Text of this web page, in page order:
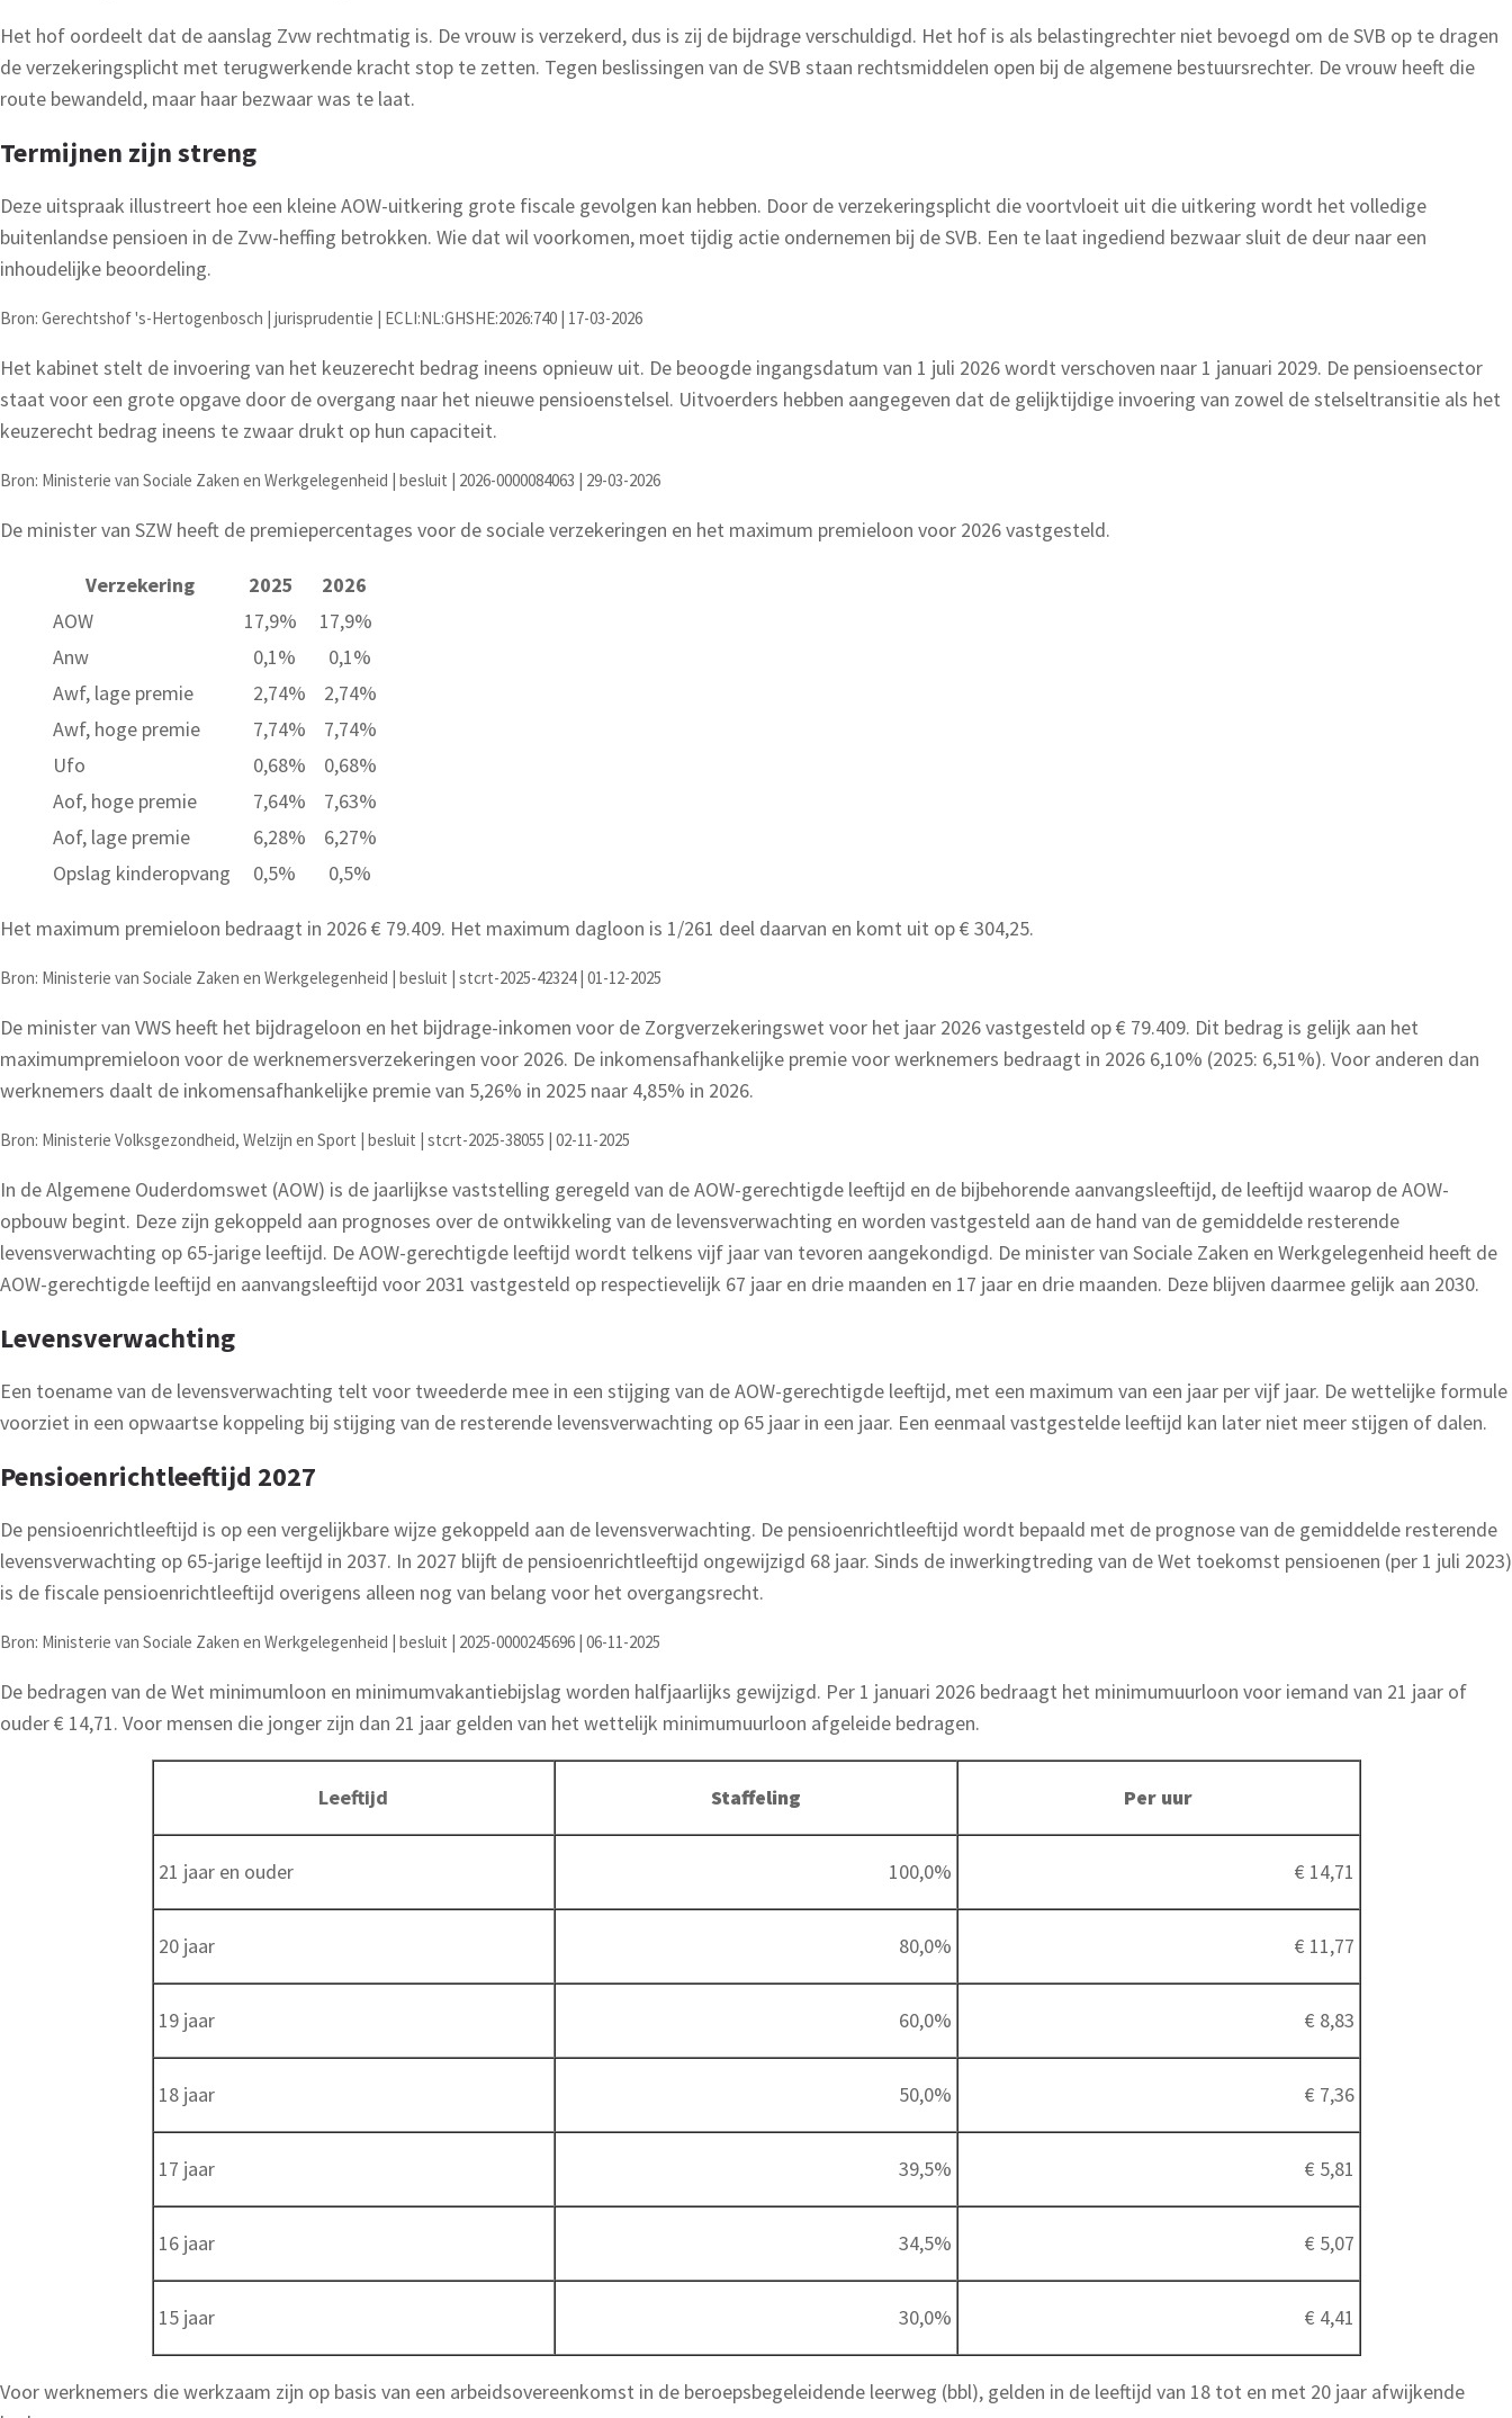
Het hof oordeelt dat de aanslag Zvw rechtmatig is. De vrouw is verzekerd, dus is zij de bijdrage verschuldigd. Het hof is als belastingrechter niet bevoegd om de SVB op te dragen
de verzekeringsplicht met terugwerkende kracht stop te zetten. Tegen beslissingen van de SVB staan rechtsmiddelen open bij de algemene bestuursrechter. De vrouw heeft die
route bewandeld, maar haar bezwaar was te laat.
Termijnen zijn streng
Deze uitspraak illustreert hoe een kleine AOW-uitkering grote fiscale gevolgen kan hebben. Door de verzekeringsplicht die voortvloeit uit die uitkering wordt het volledige
buitenlandse pensioen in de Zvw-heffing betrokken. Wie dat wil voorkomen, moet tijdig actie ondernemen bij de SVB. Een te laat ingediend bezwaar sluit de deur naar een
inhoudelijke beoordeling.
Bron: Gerechtshof 's-Hertogenbosch | jurisprudentie | ECLI:NL:GHSHE:2026:740 | 17-03-2026
Het kabinet stelt de invoering van het keuzerecht bedrag ineens opnieuw uit. De beoogde ingangsdatum van 1 juli 2026 wordt verschoven naar 1 januari 2029. De pensioensector
staat voor een grote opgave door de overgang naar het nieuwe pensioenstelsel. Uitvoerders hebben aangegeven dat de gelijktijdige invoering van zowel de stelseltransitie als het
keuzerecht bedrag ineens te zwaar drukt op hun capaciteit.
Bron: Ministerie van Sociale Zaken en Werkgelegenheid | besluit | 2026-0000084063 | 29-03-2026
De minister van SZW heeft de premiepercentages voor de sociale verzekeringen en het maximum premieloon voor 2026 vastgesteld.
Verzekering 2025
2026
AOW
17,9%
17,9%
Anw
0,1%
0,1%
Awf, lage premie
2,74%
2,74%
Awf, hoge premie
7,74%
7,74%
Ufo
0,68%
0,68%
Aof, hoge premie
7,64%
7,63%
Aof, lage premie
6,28%
6,27%
Opslag kinderopvang
0,5% 0,5%
Het maximum premieloon bedraagt in 2026 € 79.409. Het maximum dagloon is 1/261 deel daarvan en komt uit op € 304,25.
Bron: Ministerie van Sociale Zaken en Werkgelegenheid | besluit | stcrt-2025-42324 | 01-12-2025
De minister van VWS heeft het bijdrageloon en het bijdrage-inkomen voor de Zorgverzekeringswet voor het jaar 2026 vastgesteld op € 79.409. Dit bedrag is gelijk aan het
maximumpremieloon voor de werknemersverzekeringen voor 2026. De inkomensafhankelijke premie voor werknemers bedraagt in 2026 6,10% (2025: 6,51%). Voor anderen dan
werknemers daalt de inkomensafhankelijke premie van 5,26% in 2025 naar 4,85% in 2026.
Bron: Ministerie Volksgezondheid, Welzijn en Sport | besluit | stcrt-2025-38055 | 02-11-2025
In de Algemene Ouderdomswet (AOW) is de jaarlijkse vaststelling geregeld van de AOW-gerechtigde leeftijd en de bijbehorende aanvangsleeftijd, de leeftijd waarop de AOW-
opbouw begint. Deze zijn gekoppeld aan prognoses over de ontwikkeling van de levensverwachting en worden vastgesteld aan de hand van de gemiddelde resterende
levensverwachting op 65-jarige leeftijd. De AOW-gerechtigde leeftijd wordt telkens vijf jaar van tevoren aangekondigd. De minister van Sociale Zaken en Werkgelegenheid heeft de
AOW-gerechtigde leeftijd en aanvangsleeftijd voor 2031 vastgesteld op respectievelijk 67 jaar en drie maanden en 17 jaar en drie maanden. Deze blijven daarmee gelijk aan 2030.
Levensverwachting
Een toename van de levensverwachting telt voor tweederde mee in een stijging van de AOW-gerechtigde leeftijd, met een maximum van een jaar per vijf jaar. De wettelijke formule
voorziet in een opwaartse koppeling bij stijging van de resterende levensverwachting op 65 jaar in een jaar. Een eenmaal vastgestelde leeftijd kan later niet meer stijgen of dalen.
Pensioenrichtleeftijd 2027
De pensioenrichtleeftijd is op een vergelijkbare wijze gekoppeld aan de levensverwachting. De pensioenrichtleeftijd wordt bepaald met de prognose van de gemiddelde resterende
levensverwachting op 65-jarige leeftijd in 2037. In 2027 blijft de pensioenrichtleeftijd ongewijzigd 68 jaar. Sinds de inwerkingtreding van de Wet toekomst pensioenen (per 1 juli 2023)
is de fiscale pensioenrichtleeftijd overigens alleen nog van belang voor het overgangsrecht.
Bron: Ministerie van Sociale Zaken en Werkgelegenheid | besluit | 2025-0000245696 | 06-11-2025
De bedragen van de Wet minimumloon en minimumvakantiebijslag worden halfjaarlijks gewijzigd. Per 1 januari 2026 bedraagt het minimumuurloon voor iemand van 21 jaar of
ouder € 14,71. Voor mensen die jonger zijn dan 21 jaar gelden van het wettelijk minimumuurloon afgeleide bedragen.
Leeftijd Staffeling Per uur
21 jaar en ouder 100,0% € 14,71
20 jaar 80,0% € 11,77
19 jaar 60,0% € 8,83
18 jaar 50,0% € 7,36
17 jaar 39,5% € 5,81
16 jaar 34,5% € 5,07
15 jaar 30,0% € 4,41
Voor werknemers die werkzaam zijn op basis van een arbeidsovereenkomst in de beroepsbegeleidende leerweg (bbl), gelden in de leeftijd van 18 tot en met 20 jaar afwijkende